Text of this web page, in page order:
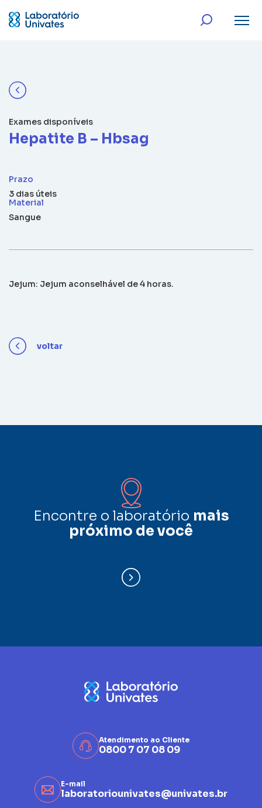
Exames disponíveis
Hepatite B – Hbsag
Prazo
3 dias úteis
Material
Sangue
Jejum: Jejum aconselhável de 4 horas.
voltar
Encontre o laboratório mais
próximo de você
Atendimento ao Cliente
0800 7 07 08 09
E-mail
laboratoriounivates@univates.br